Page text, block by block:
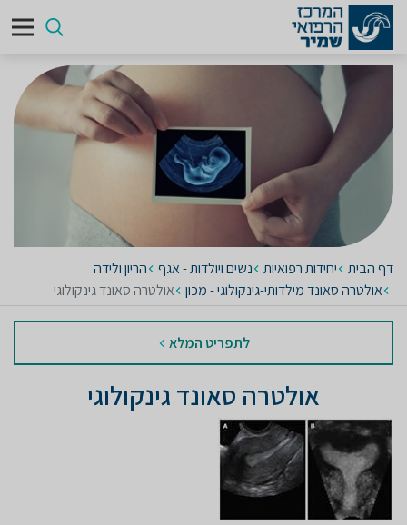
דף הבית יחידות רפואיות נשים ויולדות - אגף
הריון ולידה
אולטרה סאונד מילדותי-גינקולוגי - מכון
אולטרה סאונד גינקולוגי
לתפריט המלא
אולטרה סאונד גינקולוגי